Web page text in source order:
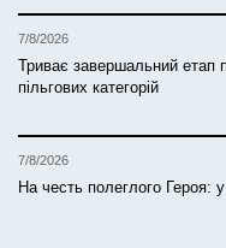
7/8/2026
Триває завершальний етап
пільгових категорій
7/8/2026
На честь полеглого